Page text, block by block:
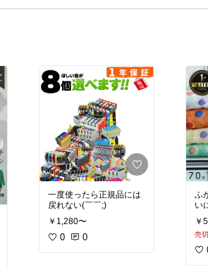
一度使ったら正規品には
戻れない(￣￣;)
￥1,280〜
0 0
ふ
い
￥
売